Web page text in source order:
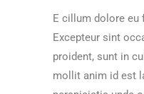
E cillum dolore eu
Excepteur sint
proident, sunt in
mollit anim id est